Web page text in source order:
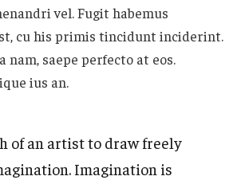
vel. Fugit habemus
cu his primis tincidunt inciderint.
nam, saepe perfecto at eos.
ius an.
of an artist to draw freely
Imagination is